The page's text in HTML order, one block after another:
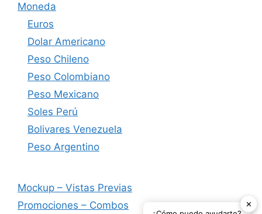
Moneda
Euros
Dolar Americano
Peso Chileno
Peso Colombiano
Peso Mexicano
Soles Perú
Bolivares Venezuela
Peso Argentino
Mockup – Vistas Previas
Promociones – Combos
✕